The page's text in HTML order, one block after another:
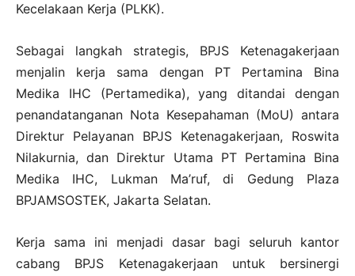
Kecelakaan Kerja (PLKK).
Sebagai langkah strategis, BPJS Ketenagakerjaan
menjalin kerja sama dengan PT Pertamina Bina
Medika IHC (Pertamedika), yang ditandai dengan
penandatanganan Nota Kesepahaman (MoU) antara
Direktur Pelayanan BPJS Ketenagakerjaan, Roswita
Nilakurnia, dan Direktur Utama PT Pertamina Bina
Medika IHC, Lukman Ma’ruf, di Gedung Plaza
BPJAMSOSTEK, Jakarta Selatan.
Kerja sama ini menjadi dasar bagi seluruh kantor
cabang BPJS Ketenagakerjaan untuk bersinergi